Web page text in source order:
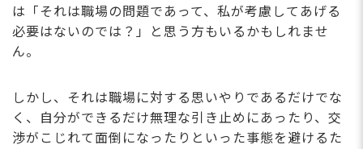
は「それは職場の問題であって、私が考慮してあげる
必要はないのでは？」と思う方もいるかもしれませ
ん。
しかし、それは職場に対する思いやりであるだけでな
く、自分ができるだけ無理な引き止めにあったり、交
渉がこじれて面倒になったりといった事態を避けるた